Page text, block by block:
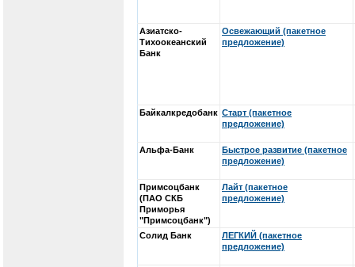
Азиатско-
Тихоокеанский
Банк
Освежающий (пакетное
предложение)
Байкалкредобанк Старт (пакетное
предложение)
Альфа-Банк
Быстрое развитие (пакетное
предложение)
Примсоцбанк
(ПАО СКБ
Приморья
"Примсоцбанк")
Лайт (пакетное
предложение)
Солид Банк
ЛЕГКИЙ (пакетное
предложение)